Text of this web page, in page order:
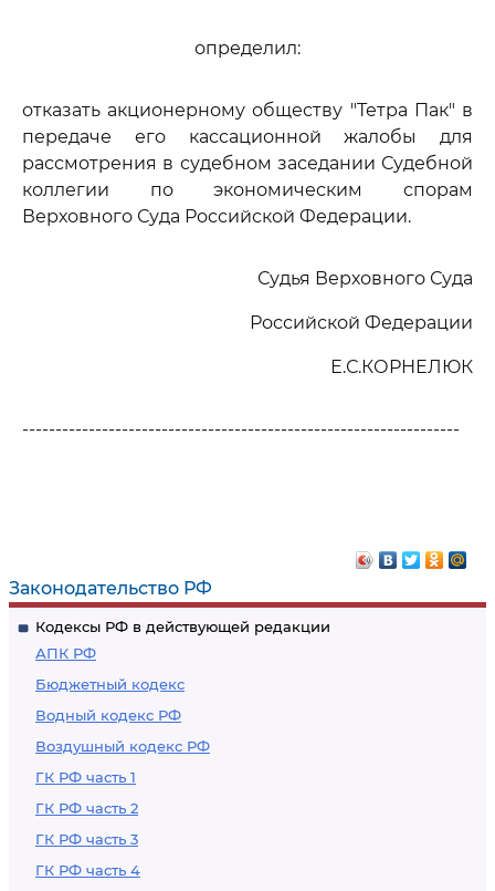
Законодательство РФ
Кодексы РФ в действующей редакции
АПК РФ
Бюджетный кодекс
Водный кодекс РФ
Воздушный кодекс РФ
ГК РФ часть 1
ГК РФ часть 2
ГК РФ часть 3
ГК РФ часть 4
определил:
отказать акционерному обществу "Тетра Пак" в
передаче его кассационной жалобы для
рассмотрения в судебном заседании Судебной
коллегии по экономическим спорам
Верховного Суда Российской Федерации.
Судья Верховного Суда
Российской Федерации
Е.С.КОРНЕЛЮК
------------------------------------------------------------------